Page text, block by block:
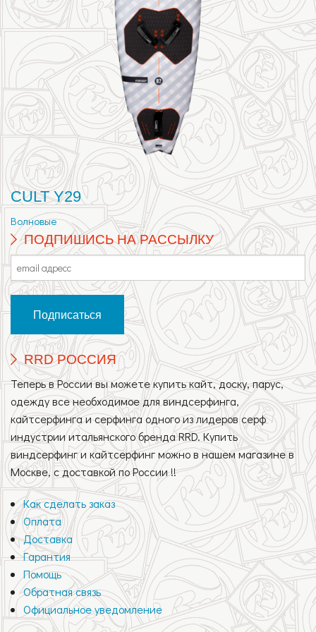
CULT Y29
Волновые
ПОДПИШИСЬ НА РАССЫЛКУ
RRD РОССИЯ
Теперь в России вы можете купить кайт, доску, парус,
одежду все необходимое для виндсерфинга,
кайтсерфинга и серфинга одного из лидеров серф
индустрии итальянского бренда RRD. Купить
виндсерфинг и кайтсерфинг можно в нашем магазине в
Москве, с доставкой по России !!
Как сделать заказ
Оплата
Доставка
Гарантия
Помощь
Обратная связь
Официальное уведомление